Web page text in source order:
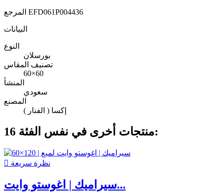
EFD061P004436
البيانات
النوع
بورسلان
تصنيف المقاس
60×60
المنشأ
سعودي
المصنع
إكسا ( الفنار )
16 منتجات أخرى في نفس الفئة:
 نظرة سريعة
سيراميك | اغوستو وايت...